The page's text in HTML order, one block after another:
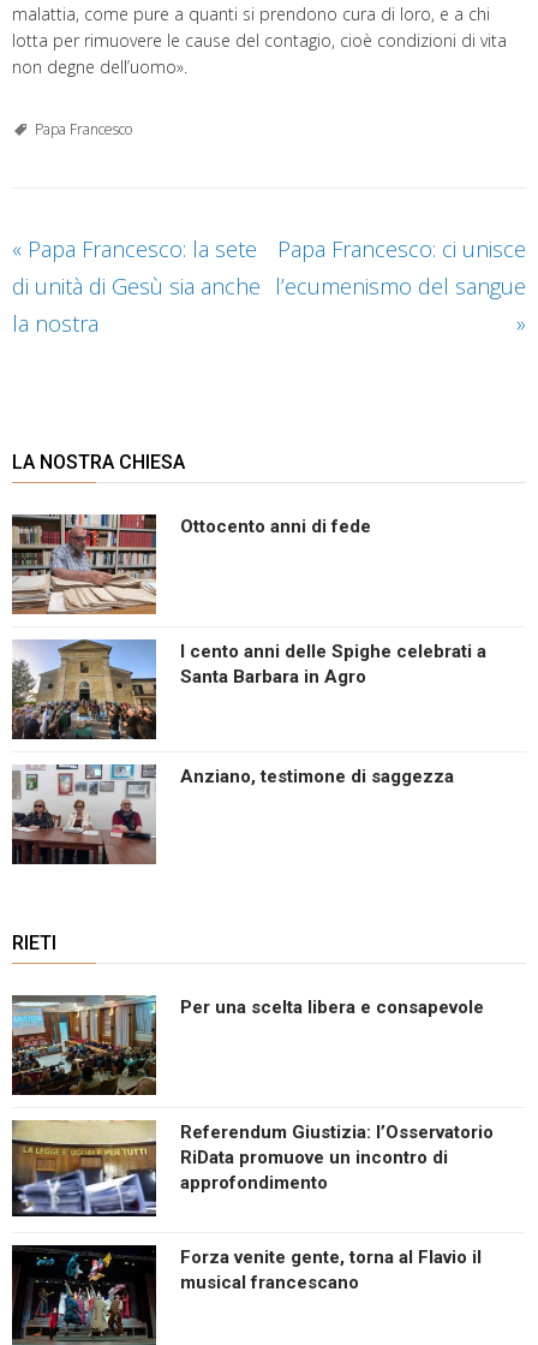
malattia, come pure a quanti si prendono cura di loro, e a chi
lotta per rimuovere le cause del contagio, cioè condizioni di vita
non degne dell’uomo».
Papa Francesco
« Papa Francesco: la sete
di unità di Gesù sia anche
la nostra
Papa Francesco: ci unisce
l’ecumenismo del sangue
»
LA NOSTRA CHIESA
Ottocento anni di fede
I cento anni delle Spighe celebrati a
Santa Barbara in Agro
Anziano, testimone di saggezza
RIETI
Per una scelta libera e consapevole
Referendum Giustizia: l’Osservatorio
RiData promuove un incontro di
approfondimento
Forza venite gente, torna al Flavio il
musical francescano